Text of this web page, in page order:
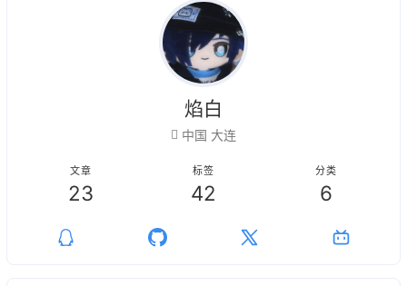
焰白
中国 大连
文章
23
标签
42
分类
6